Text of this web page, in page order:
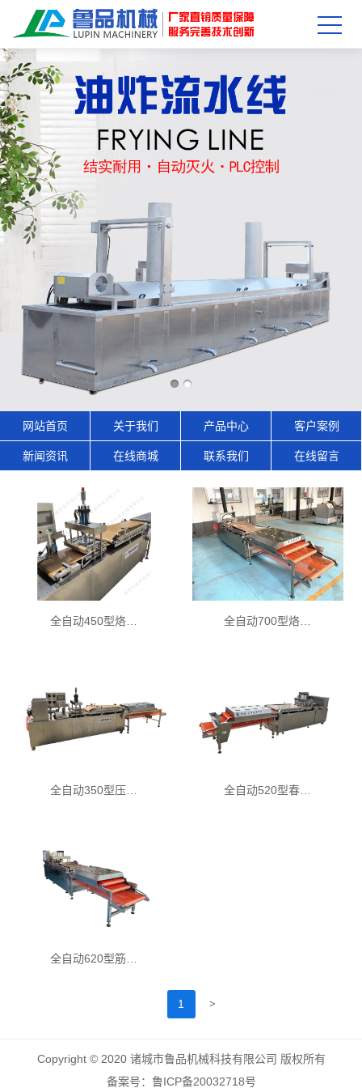
网站首页 关于我们 产品中心 客户案例
新闻资讯 在线商城 联系我们 在线留言
全自动450型烙… 全自动700型烙…
全自动350型压… 全自动520型春…
全自动620型筋…
1 >
Copyright © 2020 诸城市鲁品机械科技有限公司 版权所有
备案号：鲁ICP备20032718号